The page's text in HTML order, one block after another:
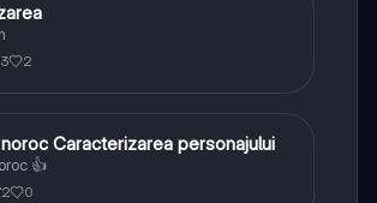
română
2
română
Caracterizarea personajului
👍
0